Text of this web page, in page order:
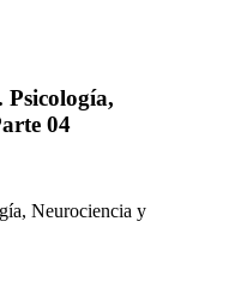
04
Neurociencia y